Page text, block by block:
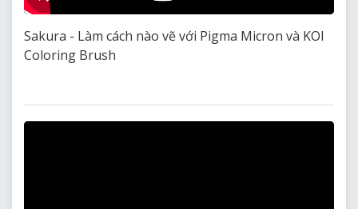
Sakura - Làm cách nào vẽ với Pigma Micron và KOI
Coloring Brush